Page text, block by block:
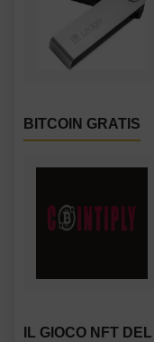
BITCOIN GRATIS
IL GIOCO NFT